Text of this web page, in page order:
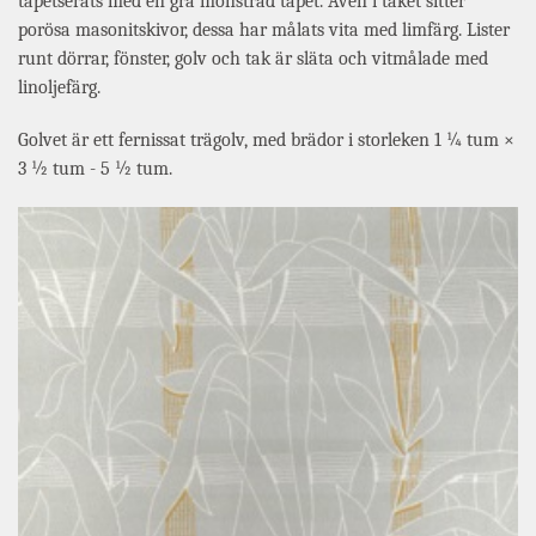
porösa masonitskivor, dessa har målats vita med limfärg. Lister
runt dörrar, fönster, golv och tak är släta och vitmålade med
linoljefärg.
Golvet är ett fernissat trägolv, med brädor i storleken 1 ¼ tum ×
3 ½ tum - 5 ½ tum.